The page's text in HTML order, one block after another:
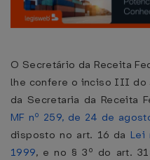
O Secretário da Receita
lhe confere o inciso III do
da Secretaria da Receita
MF nº 259, de 24 de
disposto no art. 16 da Lei
1999, e no § 3º do art.